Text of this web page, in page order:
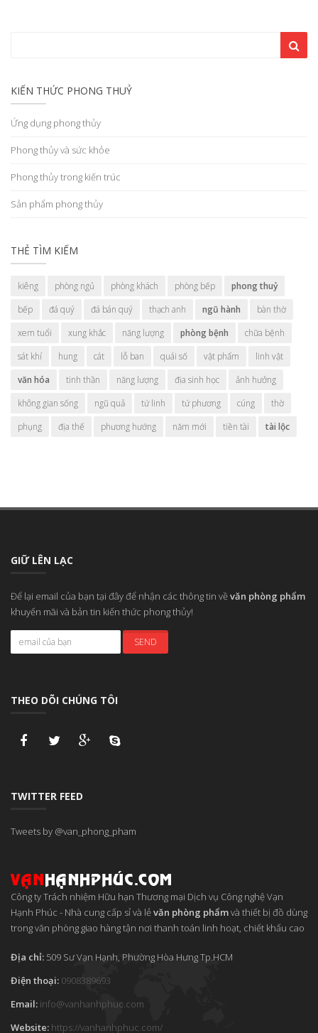
KIẾN THỨC PHONG THUỶ
Ứng dụng phong thủy
Phong thủy và sức khỏe
Phong thủy trong kiến trúc
Sản phẩm phong thủy
THẺ TÌM KIẾM
kiêng phòng ngủ phòng khách phòng bếp
phong thuỷ
bếp
đá quý đá bán quý thạch anh ngũ hành
bàn thờ
xem tuổi
xung khắc năng lượng phòng bệnh
chữa bệnh
sát khí
hung cát lỗ ban quái số vật phẩm
linh vật
văn hóa
tinh thần năng lượng địa sinh học
ảnh hưởng
không gian sống
ngũ quả tứ linh tứ phương cúng
thờ
phụng
địa thế phương hướng năm mới tiền tài tài lộc
GIỮ LÊN LẠC
Để lại email của bạn tại đây để nhận các thông tin vềvăn phòng phẩm
khuyến mãi và bản tin kiến thức phong thủy!
THEO DÕI CHÚNG TÔI
TWITTER FEED
Tweets by @van_phong_pham
Công ty Trách nhiệm Hữu hạn Thương mại Dịch vụ Công nghệ Vạn
Hạnh Phúc - Nhà cung cấp sỉ và lẻvăn phòng phẩmvà thiết bị đồ dùng
trong văn phòng giao hàng tận nơi thanh toán linh hoạt, chiết khấu cao
Địa chỉ: 509 Sư Vạn Hạnh, Phường Hòa HưngTp.HCM
Điện thoại: 0908389693
Email: info@vanhanhphuc.com
Website: https://vanhanhphuc.com/